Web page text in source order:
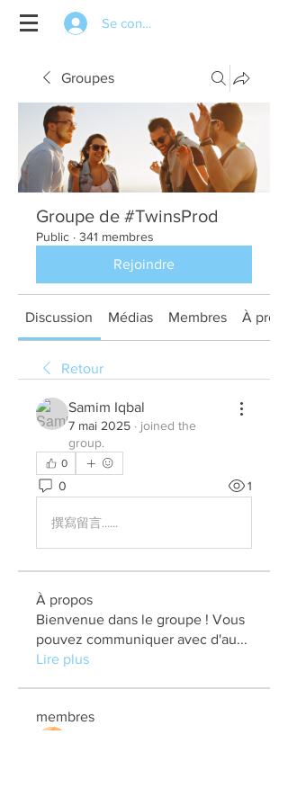
Se connecter
Groupes
Groupe de #TwinsProd
Public · 341 membres
Rejoindre
Discussion Médias Membres À
Retour
Samim Iqbal
7 mai 2025 · joined the
group.
0
0 1
撰寫留言......
À propos
Bienvenue dans le groupe ! Vous
pouvez communiquer avec d'au...
Lire plus
membres